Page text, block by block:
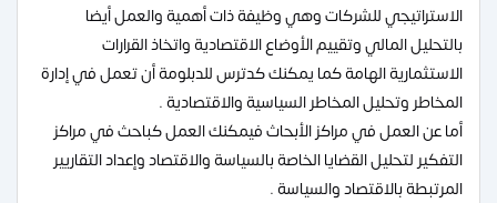
الاستراتيجي للشركات وهي وظيفة ذات أهمية والعمل أيضا
بالتحليل المالي وتقييم الأوضاع الاقتصادية واتخاذ القرارات
الاستثمارية الهامة كما يمكنك كدترس للدبلومة أن تعمل في إدارة
المخاطر وتحليل المخاطر السياسية والاقتصادية .
أما عن العمل في مراكز الأبحاث فيمكنك العمل كباحث في مراكز
التفكير لتحليل القضايا الخاصة بالسياسة والاقتصاد وإعداد التقاريير
المرتبطة بالاقتصاد والسياسة .